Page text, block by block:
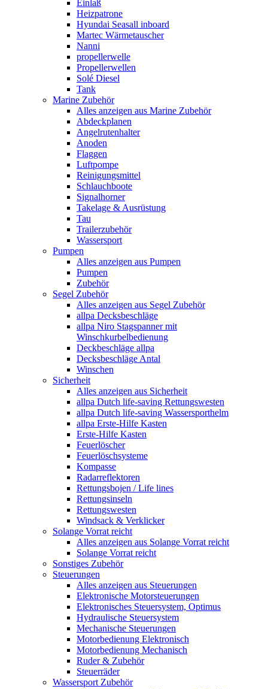
Einlaß
Heizpatrone
Hyundai Seasall inboard
Martec Wärmetauscher
Nanni
propellerwelle
Propellerwellen
Solé Diesel
Tank
Marine Zubehör
Alles anzeigen aus Marine Zubehör
Abdeckplanen
Angelrutenhalter
Anoden
Flaggen
Luftpompe
Reinigungsmittel
Schlauchboote
Signalhorner
Takelage & Ausrüstung
Tau
Trailerzubehör
Wassersport
Pumpen
Alles anzeigen aus Pumpen
Pumpen
Zubehör
Segel Zubehör
Alles anzeigen aus Segel Zubehör
allpa Decksbeschläge
allpa Niro Stagspanner mit
Winschkurbelbedienung
Deckbeschläge allpa
Decksbeschläge Antal
Winschen
Sicherheit
Alles anzeigen aus Sicherheit
allpa Dutch life-saving Rettungswesten
allpa Dutch life-saving Wassersporthelm
allpa Erste-Hilfe Kasten
Erste-Hilfe Kasten
Feuerlöscher
Feuerlöschsysteme
Kompasse
Radarreflektoren
Rettungsbojen / Life lines
Rettungsinseln
Rettungswesten
Windsack & Verklicker
Solange Vorrat reicht
Alles anzeigen aus Solange Vorrat reicht
Solange Vorrat reicht
Sonstiges Zubehör
Steuerungen
Alles anzeigen aus Steuerungen
Elektronische Motorsteuerungen
Elektronisches Steuersystem, Optimus
Hydraulische Steuersystem
Mechanische Steuerungen
Motorbedienung Elektronisch
Motorbedienung Mechanisch
Ruder & Zubehör
Steuerräder
Wassersport Zubehör